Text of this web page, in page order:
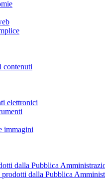
contenuti
elettronici
immagini
dalla Pubblica
dalla Pubblica